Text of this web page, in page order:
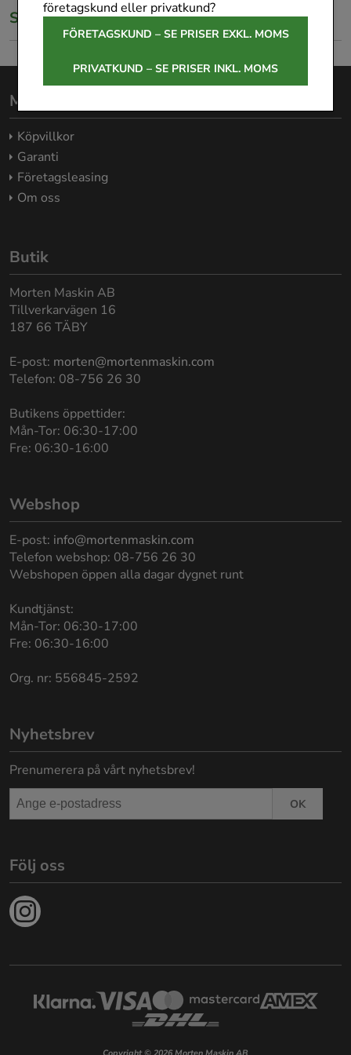
företagskund eller privatkund?
FÖRETAGSKUND – SE PRISER EXKL. MOMS
PRIVATKUND – SE PRISER INKL. MOMS
Specifikationer
Morten Maskin AB
Köpvillkor
Garanti
Företagsleasing
Om oss
Butik
Morten Maskin AB
Tillverkarvägen 16
187 66 TÄBY
E-post: morten@mortenmaskin.com
Telefon: 08-756 26 30
Butikens öppettider:
Mån-Tor: 06:30-17:00
Fre: 06:30-16:00
Webshop
E-post: info@mortenmaskin.com
Telefon webshop: 08-756 26 30
Webshopen öppen alla dagar dygnet runt
Kundtjänst:
Mån-Tor: 06:30-17:00
Fre: 06:30-16:00
Org. nr: 556845-2592
Nyhetsbrev
Prenumerera på vårt nyhetsbrev!
OK
Följ oss